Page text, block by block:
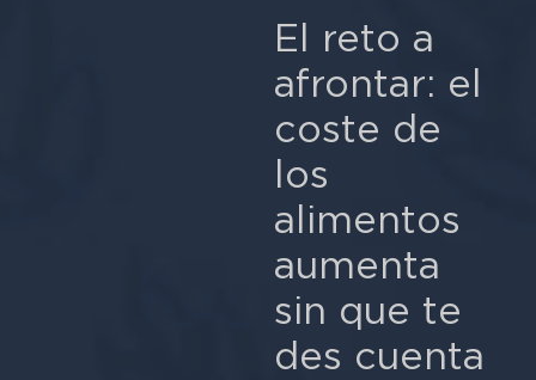
El reto a
afrontar: el
coste de
los
alimentos
aumenta
sin que te
des cuenta